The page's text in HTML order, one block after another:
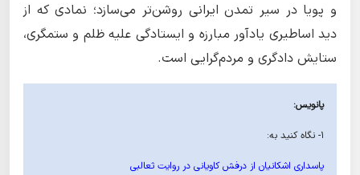
و پویا در سیر تمدن ایرانی روشن‌تر می‌سازد؛ نمادی که از
دید اساطیری یادآور مبارزه و ایستادگی علیه ظلم و ستمگری،
ستایش دادگری و مردم‌گرایی است.
پانویس:
۱- نگاه کنید به:
پاسداری اشکانیان از درفش کاویانی در روایت ثعالبی